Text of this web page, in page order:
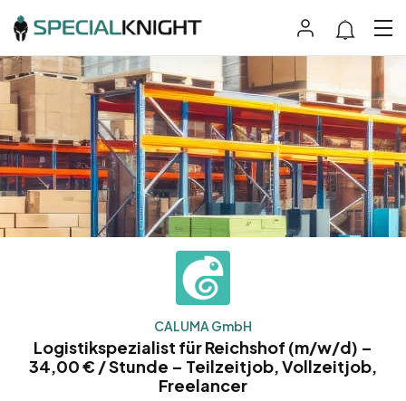
CALUMA GmbH
Logistikspezialist für Reichshof (m/w/d) –
34,00 € / Stunde – Teilzeitjob, Vollzeitjob,
Freelancer